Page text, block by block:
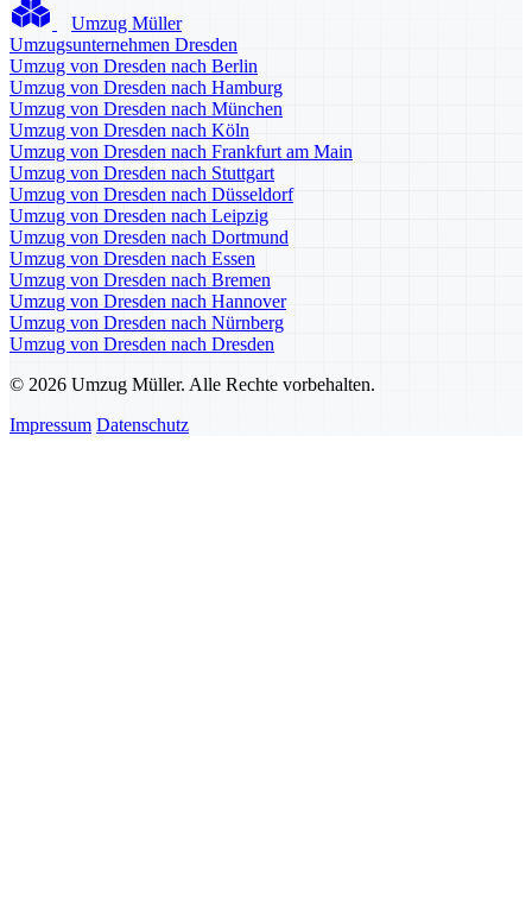
Umzug Müller
Umzugsunternehmen Dresden
Umzug von Dresden nach Berlin
Umzug von Dresden nach Hamburg
Umzug von Dresden nach München
Umzug von Dresden nach Köln
Umzug von Dresden nach Frankfurt am Main
Umzug von Dresden nach Stuttgart
Umzug von Dresden nach Düsseldorf
Umzug von Dresden nach Leipzig
Umzug von Dresden nach Dortmund
Umzug von Dresden nach Essen
Umzug von Dresden nach Bremen
Umzug von Dresden nach Hannover
Umzug von Dresden nach Nürnberg
Umzug von Dresden nach Dresden
© 2026 Umzug Müller. Alle Rechte vorbehalten.
Impressum Datenschutz